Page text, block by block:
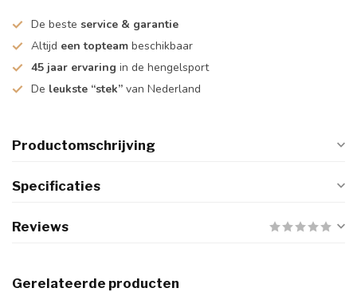
De beste service & garantie
Altijd een topteam beschikbaar
45 jaar ervaring in de hengelsport
De leukste “stek” van Nederland
Productomschrijving
Specificaties
Reviews
Gerelateerde producten